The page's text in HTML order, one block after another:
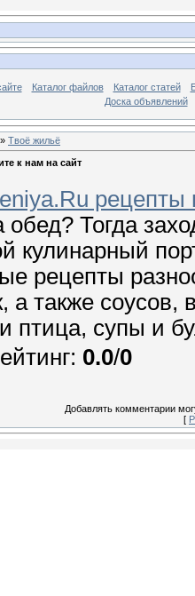
Каталог файлов Каталог статей
Доска объявлений
» Твоё жильё
к нам на сайт
обед? Тогда
кулинарный
рецепты
а также соусов,
птица, супы и
: 0.0/0
Добавлять комментарии
[